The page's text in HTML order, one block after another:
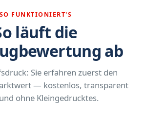
SO FUNKTIONIERT'S
läuft die
ab
Sie erfahren zuerst den
— kostenlos, transparent
ohne Kleingedrucktes.